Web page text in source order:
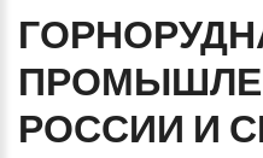
РОССИИ И